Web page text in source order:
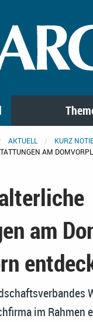
AKTUELL
KURZ
AM
am
im Rahmen